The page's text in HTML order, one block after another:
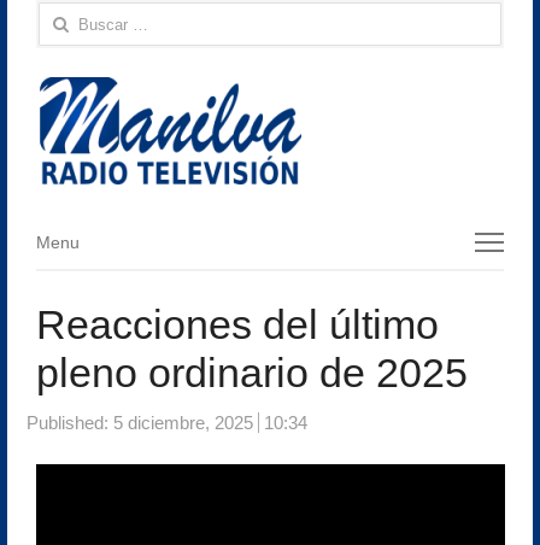
Buscar:
Menu
Menu
Reacciones del último
pleno ordinario de 2025
Published: 5 diciembre, 2025 10:34